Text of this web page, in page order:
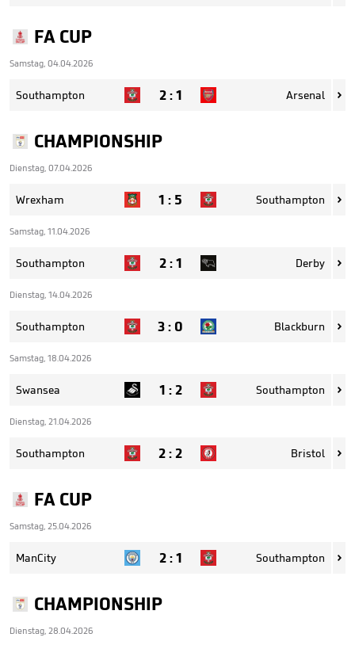
FA CUP
Samstag, 04.04.2026
Southampton 2:1 Arsenal 
CHAMPIONSHIP
Dienstag, 07.04.2026
Wrexham 1 : 5 Southampton 
Samstag, 11.04.2026
Southampton 2:1 Derby 
Dienstag, 14.04.2026
Southampton 3: 0 Blackburn 
Samstag, 18.04.2026
Swansea 1 :2 Southampton 
Dienstag, 21.04.2026
Southampton 2:2 Bristol 
FA CUP
Samstag, 25.04.2026
ManCity 2:1 Southampton 
CHAMPIONSHIP
Dienstag, 28.04.2026